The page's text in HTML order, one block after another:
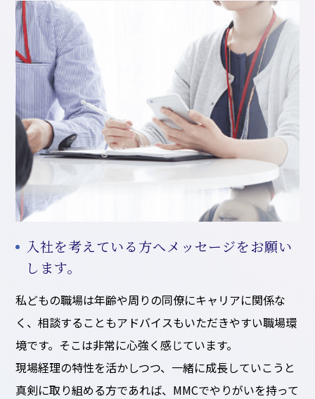
入社を考えている方へメッセージをお願い
します。
私どもの職場は年齢や周りの同僚にキャリアに関係な
く、相談することもアドバイスもいただきやすい職場環
境です。そこは非常に心強く感じています。
現場経理の特性を活かしつつ、一緒に成長していこうと
真剣に取り組める方であれば、MMCでやりがいを持って